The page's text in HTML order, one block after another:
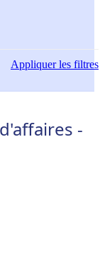
Appliquerles filtres
-